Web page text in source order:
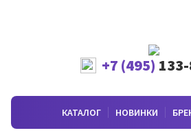
+7 (495)
КАТАЛОГ НОВИНКИ